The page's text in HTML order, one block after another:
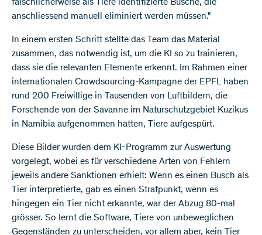
fälschlicherweise als Tiere identifizierte Büsche, die
anschliessend manuell eliminiert werden müssen."
In einem ersten Schritt stellte das Team das Material
zusammen, das notwendig ist, um die KI so zu trainieren,
dass sie die relevanten Elemente erkennt. Im Rahmen einer
internationalen Crowdsourcing-Kampagne der EPFL haben
rund 200 Freiwillige in Tausenden von Luftbildern, die
Forschende von der Savanne im Naturschutzgebiet Kuzikus
in Namibia aufgenommen hatten, Tiere aufgespürt.
Diese Bilder wurden dem KI-Programm zur Auswertung
vorgelegt, wobei es für verschiedene Arten von Fehlern
jeweils andere Sanktionen erhielt: Wenn es einen Busch als
Tier interpretierte, gab es einen Strafpunkt, wenn es
hingegen ein Tier nicht erkannte, war der Abzug 80-mal
grösser. So lernt die Software, Tiere von unbeweglichen
Gegenständen zu unterscheiden, vor allem aber, kein Tier